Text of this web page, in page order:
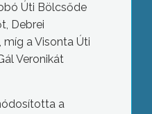
Úti Bölcsőde
Debrei
a Visonta Úti
Veronikát
a